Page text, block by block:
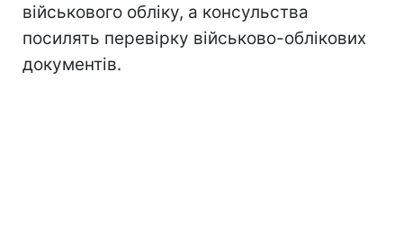
військового обліку, а консульства
посилять перевірку військово-облікових
документів.